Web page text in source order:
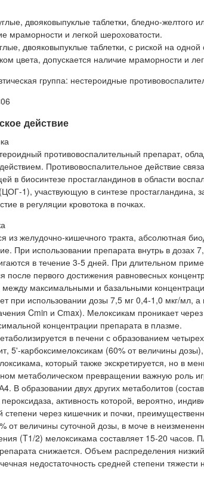
двояковыпуклые таблетки, бледно-
мраморности и легкой шероховатости.
двояковыпуклые таблетки, с риской на
цвета, допускается наличие мраморности и
группа: нестероидные
действие
противовоспалительный препарат,
Противовоспалительное действие
в биосинтезе простагландинов в области
1), участвующую в синтезе
в регуляции кровотока в почках.
из желудочно-кишечного тракта, абсолютная
При использовании препарата внутрь в
в течение 3-5 дней. При длительном
после первого достижения равновесных
между максимальными и базальными
при использовании дозы 7,5 мг 0,4-1,0 мкг/
Cmin и Сmax). Мелоксикам проникает
концентрации препарата в плазме.
в печени с образованием
5'-карбоксимелоксикам (60% от величины
который также экскретируется, но в
метаболическом превращении важную роль
В образовании двух других метаболитов
активность которой, вероятно,
степени через кишечник и почки,
от величины суточной дозы, в моче в
(T1/2) мелоксикама составляет 15-20
снижается. Объем распределения
недостаточность средней степени